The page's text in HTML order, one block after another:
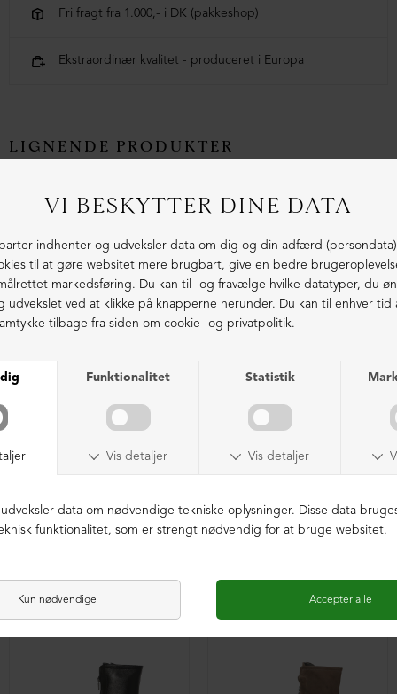
Fri fragt fra 1.000,- i DK (pakkeshop)
Ekstraordinær kvalitet - produceret i Europa
LIGNENDE PRODUKTER
Sko med snøre (2. sortering)
DKK 1.599,00
DKK 2.699,00
Støvle med front-lynlås
DKK 999,00
DKK 3.399,00